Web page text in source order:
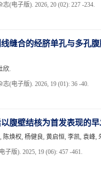
(电子版). 2026, 20 (02): 227 -234.
缝合的经脐单孔与多孔
欣.
(电子版). 2026, 19 (01): 36 -40.
腹壁结核为首发表现的
陈焕权, 杨健良, 黄启恒, 李凯, 袁峰,
子版). 2025, 19 (06): 457 -461.